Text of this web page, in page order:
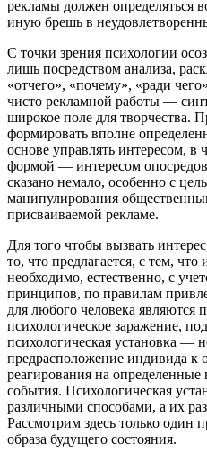
рекламы должен определяться
иную брешь в
С точки зрения психологии
лишь посредством анализа,
«отчего», «почему», «ради
чисто рекламной работы —
широкое поле для
формировать вполне
основе управлять интересом, в
формой — интересом
сказано немало, особенно с
манипулирования
присваиваемой рекламе.
Для того чтобы вызвать
то, что предлагается, с тем, что
необходимо, естественно, с
принципов, по правилам
для любого человека являются
психологическое заражение,
психологическая установка —
предрасположение индивида к
реагирования на
события. Психологическая
различными способами, а их
Рассмотрим здесь только один
образа будущего состояния.